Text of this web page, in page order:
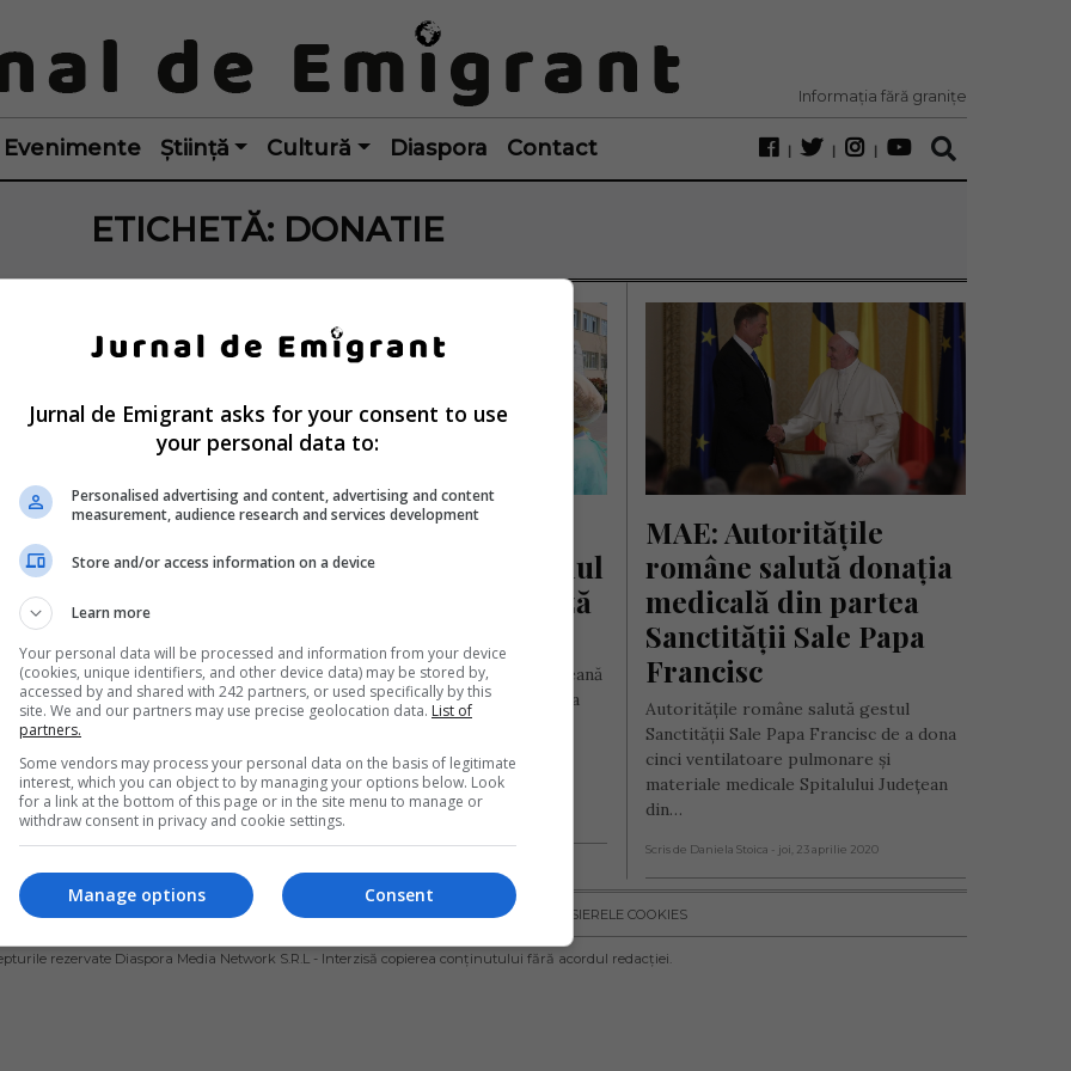
Informația fără granițe
Evenimente Știință Cultură Diaspora Contact
ETICHETĂ: DONATIE
mort în
la mai mult de
de km de casă.
familiei
corpului unei persoane
în străinătate poate
cheltuieli foarte mari, din
specifice obligatorii
Stoica- duminică, 14 iunie 2020
Românii din Austria,
donație pentru spitalul
din Arad care tratează
Asociația pentru Dezvoltare Europeană
și Promovarea Tinerilor din România
(ADEPT), condusă de președintele
Cultural Austro-Român…
Scris de Daniela Stoica - duminică, 26 aprilie 2020
MAE: Autoritățile
române salută donația
medicală din partea
Sanctității Sale Papa
Francisc
Autoritățile române salută gestul
Sanctității Sale Papa Francisc de a dona
cinci ventilatoare pulmonare și
materiale medicale Spitalului Județean
din…
Scris de Daniela Stoica - joi, 23 aprilie 2020
CONDIȚII DE UTILIZARE POLITICA DE CONFIDENȚIALITATE POLITICA PRIVIND FISIERELE COOKIES
rezervate Diaspora Media Network S.R.L - Interzisă copierea conținutului fără acordul redacției.
Jurnal de Emigrant asks for your consent to use
your personal data to:
Personalised advertising and content, advertising and content
measurement, audience research and services development
Store and/or access information on a device
Learn more
Your personal data will be processed and information from your device
(cookies, unique identifiers, and other device data) may be stored by,
accessed by and shared with 242 partners, or used specifically by this
site. We and our partners may use precise geolocation data. List of
partners.
Some vendors may process your personal data on the basis of legitimate
interest, which you can object to by managing your options below. Look
for a link at the bottom of this page or in the site menu to manage or
withdraw consent in privacy and cookie settings.
Consent
Manage options